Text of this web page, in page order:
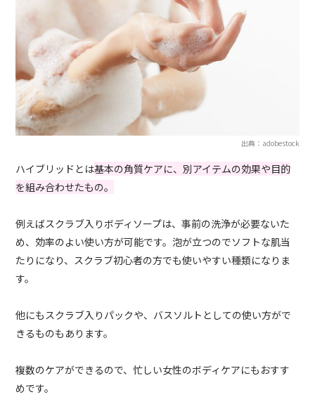
出典：adobestock
ハイブリッドとは基本の角質ケアに、別アイテムの効果や目的
を組み合わせたもの。
例えばスクラブ入りボディソープは、事前の洗浄が必要ないた
め、効率のよい使い方が可能です。泡が立つのでソフトな肌当
たりになり、スクラブ初心者の方でも使いやすい種類になりま
す。
他にもスクラブ入りパックや、バスソルトとしての使い方がで
きるものもあります。
複数のケアができるので、忙しい女性のボディケアにもおすす
めです。